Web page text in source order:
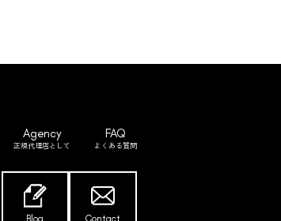
Agency
正規代理店として
FAQ
よくある質問
Blog Contact